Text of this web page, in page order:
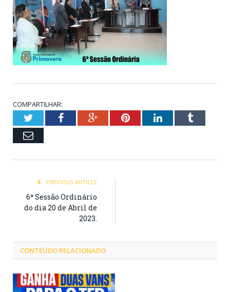
COMPARTILHAR:
TwitterFacebookGoogle+PinterestLinkedInTumblr
Email
PREVIOUS ARTICLE
6ª Sessão Ordinário
do dia 20 de Abril de
2023.
CONTEÚDO RELACIONADO